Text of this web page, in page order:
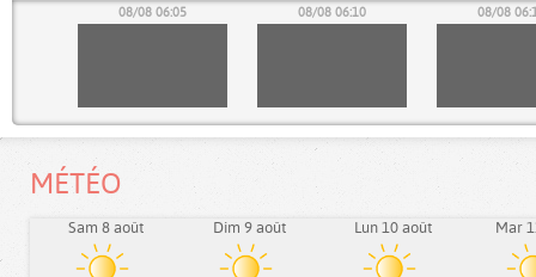
08/08 06:05 08/08 06:10 08/08
MÉTÉO
Sam 8 août Dim 9 août Lun 10 août Mar